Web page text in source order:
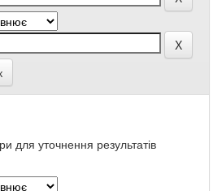
для уточнення результатів